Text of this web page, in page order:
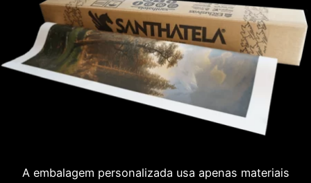
A embalagem personalizada usa apenas materiais